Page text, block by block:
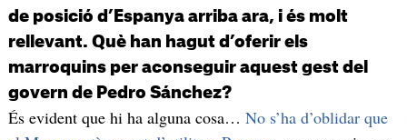
de posició d’Espanya arriba ara, i és molt
rellevant. Què han hagut d’oferir els
marroquins per aconseguir aquest gest del
govern de Pedro Sánchez?
És evident que hi ha alguna cosa… No s’ha d’oblidar que